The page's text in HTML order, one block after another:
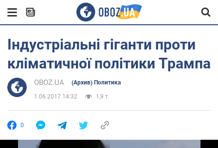
Індустріальні гіганти проти
кліматичної політики Трампа
OBOZ.UA (Архив) Политика
1.06.2017 14:32 1,9 т.
0